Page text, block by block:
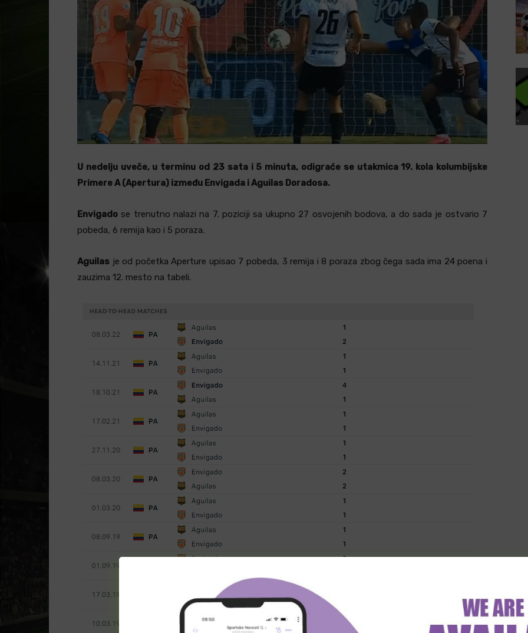
U nedelju uveče, u terminu od 23 sata i 5 minuta, odigraće se utakmica 19. kola kolumbijske
Primere A (Apertura) između Envigada i Aguilas Doradosa.
Envigadose trenutno nalazi na 7. poziciji sa ukupno 27 osvojenih bodova, a do sada je ostvario 7
pobeda, 6 remija kao i 5 poraza.
Aguilasje od početka Aperture upisao 7 pobeda, 3 remija i 8 poraza zbog čega sada ima 24 poena i
zauzima 12. mesto na tabeli.